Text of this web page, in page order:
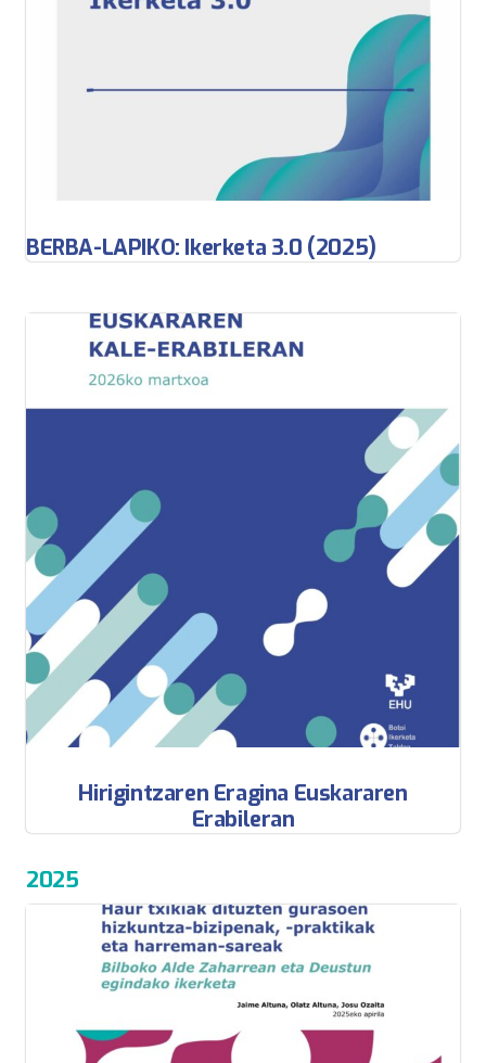
BERBA-LAPIKO: Ikerketa 3.0 (2025)
Hirigintzaren Eragina Euskararen
Erabileran
2025